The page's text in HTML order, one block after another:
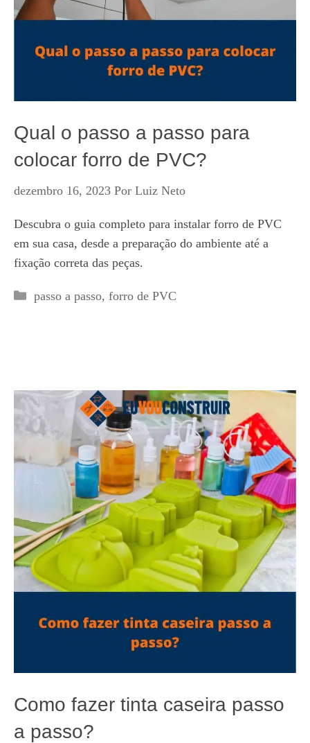
Qual o passo a passo para
colocar forro de PVC?
dezembro 16, 2023 Por Luiz Neto
Descubra o guia completo para instalar forro de PVC
em sua casa, desde a preparação do ambiente até a
fixação correta das peças.
Categorias
passo a passo, forro de PVC
Como fazer tinta caseira passo
a passo?